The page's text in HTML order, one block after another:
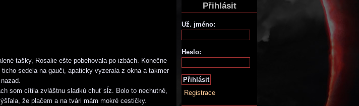
tašky, Rosalie ešte pobehovala po izbách. Konečne
sedela na gauči, apaticky vyzerala z okna a takmer
som cítila zvláštnu sladkú chuť sĺz. Bolo to nechutné,
že plačem a na tvári mám mokré cestičky.
Přihlásit
Už. jméno:
Heslo:
Registrace